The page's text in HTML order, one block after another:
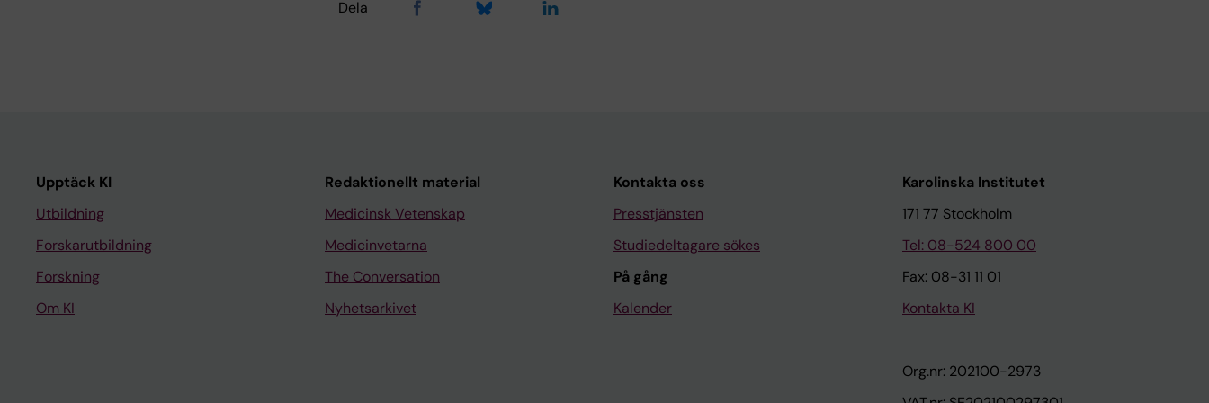
Dela
Upptäck KI
Utbildning
Forskarutbildning
Forskning
Om KI
Redaktionellt material
Medicinsk Vetenskap
Medicinvetarna
The Conversation
Nyhetsarkivet
Kontakta oss
Presstjänsten
Studiedeltagare sökes
På gång
Kalender
Karolinska Institutet
171 77 Stockholm
Tel: 08-524 800 00
Fax: 08-31 11 01
Kontakta KI
Org.nr: 202100-2973